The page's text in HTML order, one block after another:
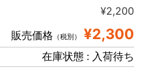
¥2,200
販売価格 （税別） ¥2,300
在庫状態 : 入荷待ち